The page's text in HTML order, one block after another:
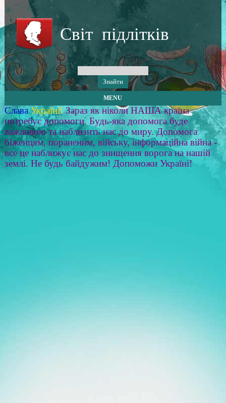
Світ підлітків
MENU
Слава Україні! Зараз як ніколи НАША країна
потребує допомоги. Будь-яка допомога буде
важливою та наблизить нас до миру. Допомога
біженцям, пораненим, війську, інформаційна війна -
все це наближує нас до знищення ворога на нашій
землі. Не будь байдужим! Допоможи Україні!